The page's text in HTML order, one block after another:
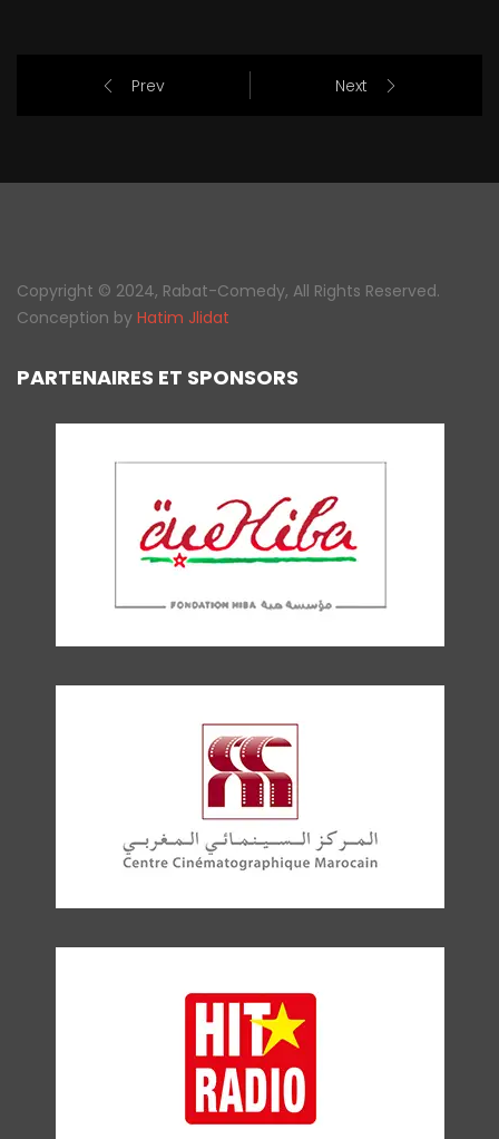
Prev Next
Copyright © 2024, Rabat-Comedy, All Rights Reserved.
Conception by Hatim Jlidat
PARTENAIRES ET SPONSORS